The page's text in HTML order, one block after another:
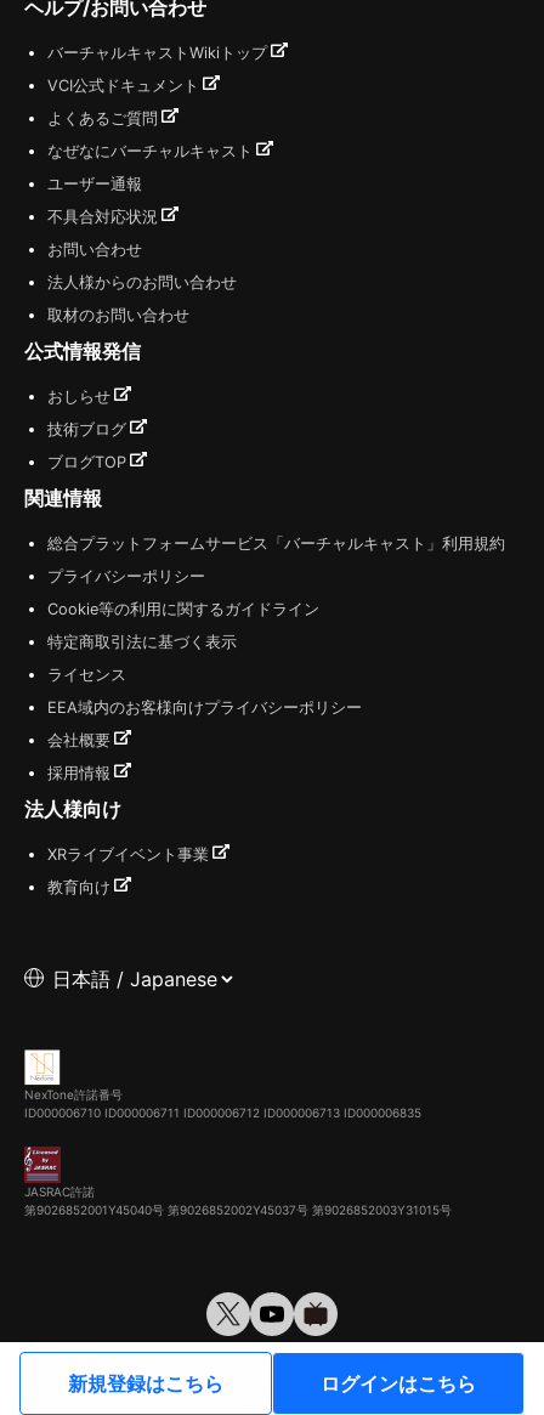
新規登録はこちら ログインはこちら
ヘルプ/お問い合わせ
バーチャルキャストWikiトップ
VCI公式ドキュメント
よくあるご質問
なぜなにバーチャルキャスト
ユーザー通報
不具合対応状況
お問い合わせ
法人様からのお問い合わせ
取材のお問い合わせ
公式情報発信
おしらせ
技術ブログ
ブログTOP
関連情報
総合プラットフォームサービス「バーチャルキャスト」利用規約
プライバシーポリシー
Cookie等の利用に関するガイドライン
特定商取引法に基づく表示
ライセンス
EEA域内のお客様向けプライバシーポリシー
会社概要
採用情報
法人様向け
XRライブイベント事業
教育向け
NexTone許諾番号
ID000006710 ID000006711 ID000006712 ID000006713 ID000006835
JASRAC許諾
第9026852001Y45040号 第9026852002Y45037号 第9026852003Y31015号
© VirtualCast, Inc. All rights reserved.